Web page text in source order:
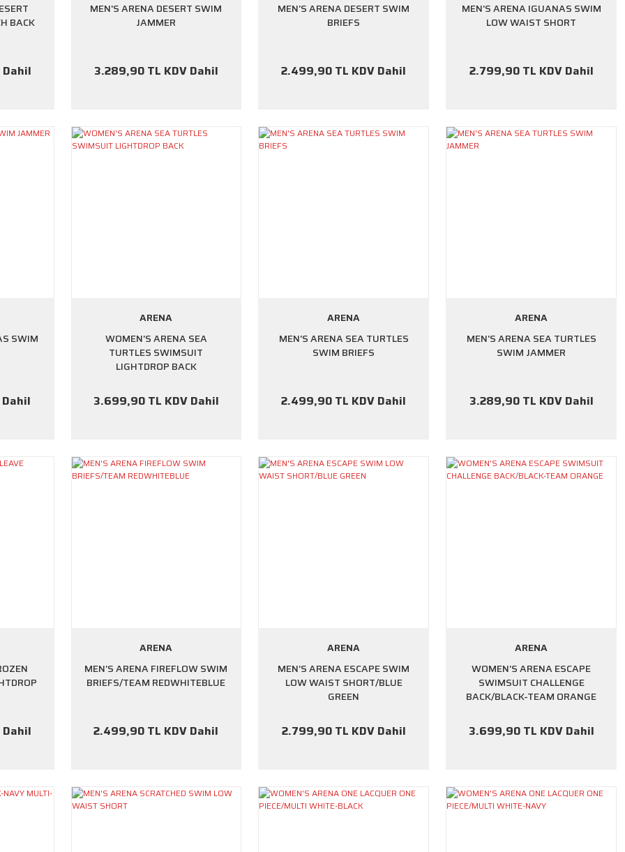
BACK
MEN'S ARENA DESERT SWIM
JAMMER
3.289,90 TL KDV Dahil
MEN'S ARENA DESERT SWIM
BRIEFS
2.499,90 TL KDV Dahil
MEN'S ARENA IGUANAS SWIM
LOW WAIST SHORT
2.799,90 TL KDV Dahil
SWIM
ARENA
WOMEN'S ARENA SEA
TURTLES SWIMSUIT
LIGHTDROP BACK
3.699,90 TL KDV Dahil
ARENA
MEN'S ARENA SEA TURTLES
SWIM BRIEFS
2.499,90 TL KDV Dahil
ARENA
MEN'S ARENA SEA TURTLES
SWIM JAMMER
3.289,90 TL KDV Dahil
ARENA
MEN'S ARENA FIREFLOW SWIM
BRIEFS/TEAM REDWHITEBLUE
2.499,90 TL KDV Dahil
ARENA
MEN'S ARENA ESCAPE SWIM
LOW WAIST SHORT/BLUE
GREEN
2.799,90 TL KDV Dahil
ARENA
WOMEN'S ARENA ESCAPE
SWIMSUIT CHALLENGE
BACK/BLACK-TEAM ORANGE
3.699,90 TL KDV Dahil